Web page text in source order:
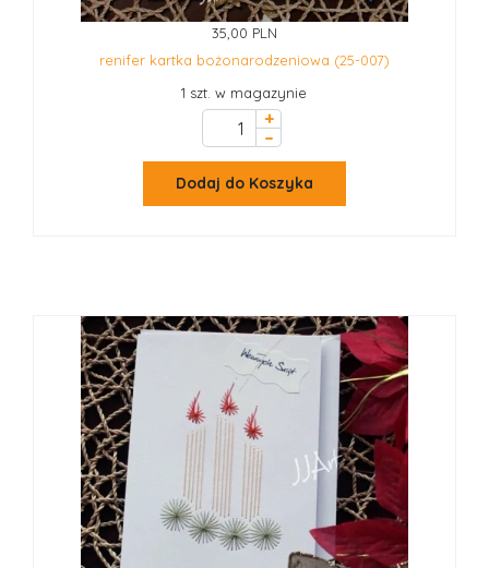
35,00 PLN
renifer kartka bożonarodzeniowa (25-007)
1 szt. w magazynie
+
–
Dodaj do Koszyka